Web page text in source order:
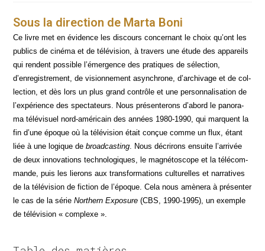
Sous la direction de Marta Boni
Ce livre met en évi­dence les dis­cours concer­nant le choix qu’ont les
publics de ciné­ma et de télé­vi­sion, à tra­vers une étude des appa­reils
qui rendent pos­sible l’émergence des pra­tiques de sélec­tion,
d’enregistrement, de vision­ne­ment asyn­chrone, d’archivage et de col­
lec­tion, et dès lors un plus grand contrôle et une per­son­na­li­sa­tion de
l’expérience des spec­ta­teurs. Nous pré­sen­te­rons d’abord le pano­ra­
ma télé­vi­suel nord-amé­ri­cain des années 1980-1990, qui marquent la
fin d’une époque où la télé­vi­sion était conçue comme un flux, étant
liée à une logique debroad­cas­ting. Nous décri­rons ensuite l’arrivée
de deux inno­va­tions tech­no­lo­giques, le magné­to­scope et la télé­com­
mande, puis les lie­rons aux trans­for­ma­tions cultu­relles et nar­ra­tives
de la télé­vi­sion de fic­tion de l’époque. Cela nous amè­ne­ra à pré­sen­ter
le cas de la sérieNor­thern Expo­sure (CBS, 1990-1995), un exemple
de télé­vi­sion « complexe ».